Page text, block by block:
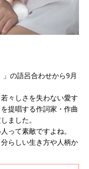
」の語呂合わせから9月
々しさを失わない愛す
提唱する作詞家・作曲
ました。
って素敵ですよね。
らしい生き方や人柄か